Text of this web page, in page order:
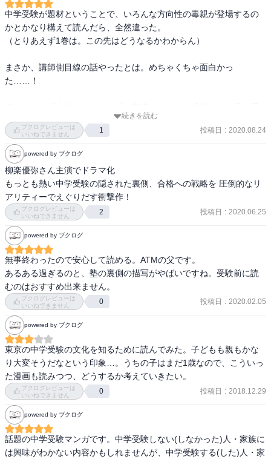
る小6の2月まで追う構成となるでしょう。限られた期間を描き切
り、期間の終わりとともに物語の世界にも幕が下ろされる作品が好
物なので、ここにも期待できます。（例えば高校3年間をきっちり描
き切った「けいおん」とか「ときめきメモリアル」とか。逆に、い
界はだんだん色あせてしまうように思えるのです）
れに反感を抱く佐倉の青臭さを印象付けるエピソードを中心に、生
徒からは成績順にΩ、A、Rに構成されている桜花ゼミナール吉祥寺
校の小6生徒たちから、Ωクラス所属の島津順、前田花恋の2人、外部
生として模擬試験を受験して勧誘される三浦佑星、そして最下位Rク
ラスの中のさらに最下位、加藤匠にスポットライトが当たります。
ちなみに登場する受験生は戦国武将の苗字を名乗り、一人ひとりが
それぞれ描き分けられています。島津君、前田さんや柴田さんあた
りには単に苗字を借りているだけで特に元ネタの武将のイメージは
ありませんが、直江さんにはなんとなく直江兼続のイメージがちら
つきます。後に出てくる「織田」君は完全に信長のイメージです
ね。
一方で塾関係者は草木から取られています。
この巻だと杉山前校長、桂先生、橘勇作先生、木村先生などの名前
を見て取ることができます。
舞台は中堅塾「桜花ゼミナール」。
その吉祥寺校に、「化物級のトップ塾」フェニックス（元ネタはも
ちろんSAPIXですね）を辞めた黒木が校長として赴任してくるところ
から物語は始まります。
「オープンテストは「新規顧客」獲得のチャンスです」
「金脈を獲りに行きますよ」
と生徒を金に換算するセリフを吐いて佐倉をドン引きさせた黒木で
したが、
中学受験が題材ということで、いろんな方向性の毒親が登場するの
かとかなり構えて読んだら、全然違った。
（とりあえず1巻は。この先はどうなるかわからん）
まさか、講師側目線の話やったとは。めちゃくちゃ面白かっ
た……！
け入れて塾としての地位を確定させるというやり方も嫌いではな
い。
このあたりはデリケートなのであんまり言い切れないけど、「とり
あえず大学まで」がメインやったわたしの世代では、「専門的なこ
とを勉強したいなら大学院から」と、いうところがあった。
（大学でもある程度は専門的なことができるけれど、じゃあそれで
就職するのか？　と、いうと、すべての人が、就職するための学び
として大学進学をしているわけではなさそうやったので）
でも、今は、高校から専門的な分野に進んでもええんかもな……
と、わが子を見て思っている。
……いた。笑
もしかすると、すでに世間では中学生から専門的な分野に進む世の
中になっていたのかもしれない。
ちょうど就活がテーマの「書店ガール」も並行して読んだ。
2015年初版の「書店ガール」では、大学3回生の子たちが「自分は何
をしたいか？」「何ができるか？」「将来はどうしたいか？」「今
まで自分は何をやってきたか？」に直面せざるを得なくて、「どう
しよう」と、悩んでいるところやった。
それはそれで応援したい気持ちはあるけれど、果たしてこの漫画で
続きを読む
ブクログレビューは
いいねできません
1 投稿日 : 2020.08.24
powered by ブクログ
柳楽優弥さん主演でドラマ化
もっとも熱い中学受験の隠された裏側、合格への戦略を 圧倒的なリ
アリティーでえぐりだす衝撃作！
ブクログレビューは
いいねできません
2 投稿日 : 2020.06.25
powered by ブクログ
無事終わったので安心して読める。ATMの父です。
あるある過ぎるのと、塾の裏側の描写がやばいですね。受験前に読
むのはおすすめ出来ません。
ブクログレビューは
いいねできません
0 投稿日 : 2020.02.05
powered by ブクログ
東京の中学受験の文化を知るために読んでみた。子どもも親もかな
り大変そうだなという印象…。うちの子はまだ1歳なので、こういっ
た漫画も読みつつ、どうするか考えていきたい。
ブクログレビューは
いいねできません
0 投稿日 : 2018.12.29
powered by ブクログ
話題の中学受験マンガです。中学受験しない(しなかった)人・家族に
は興味がわかない内容かもしれませんが、中学受験する(した)人・家